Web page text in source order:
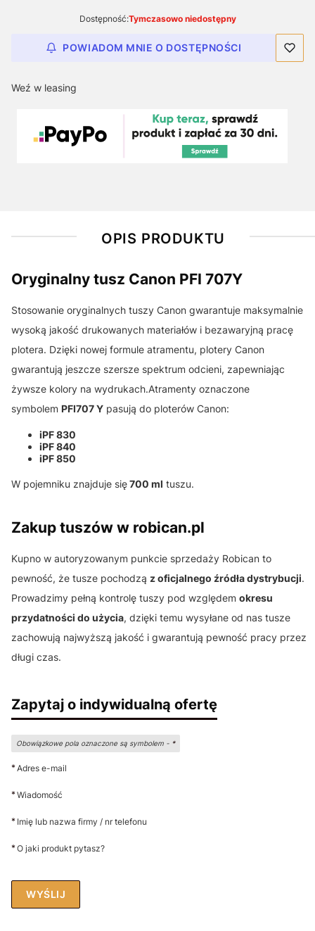
Dostępność:Tymczasowo niedostępny
POWIADOM MNIE O DOSTĘPNOŚCI
Weź w leasing
OPIS PRODUKTU
Oryginalny tusz Canon PFI 707Y
Stosowanie oryginalnych tuszy Canon gwarantuje maksymalnie
wysoką jakość drukowanych materiałów i bezawaryjną pracę
plotera. Dzięki nowej formule atramentu, plotery Canon
gwarantują jeszcze szersze spektrum odcieni, zapewniając
żywsze kolory na wydrukach.Atramenty oznaczone
symbolem PFI707 Y pasują do ploterów Canon:
iPF 830
iPF 840
iPF 850
W pojemniku znajduje się700 ml tuszu.
Zakup tuszów w robican.pl
Kupno w autoryzowanym punkcie sprzedaży Robican to
pewność, że tusze pochodzą z oficjalnego źródła dystrybucji.
Prowadzimy pełną kontrolę tuszy pod względem okresu
przydatności do użycia, dzięki temu wysyłane od nas tusze
zachowują najwyższą jakość i gwarantują pewność pracy przez
długi czas.
Zapytaj o indywidualną ofertę
Obowiązkowe pola oznaczone są symbolem - *
*Adres e-mail
*Wiadomość
* Imię lub nazwa firmy / nr telefonu
*O jaki produkt pytasz?
WYŚLIJ